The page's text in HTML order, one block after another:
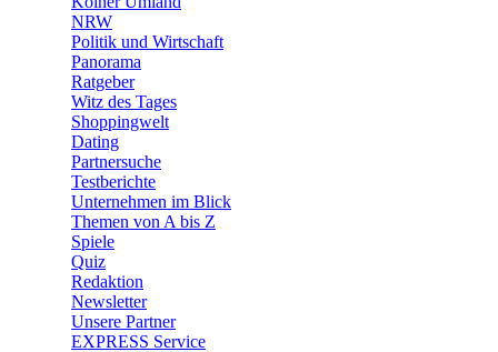
NRW
Politik und Wirtschaft
Panorama
Ratgeber
Witz des Tages
Shoppingwelt
Dating
Partnersuche
Testberichte
Unternehmen im Blick
Themen von A bis Z
Spiele
Quiz
Redaktion
Newsletter
Unsere Partner
EXPRESS Service